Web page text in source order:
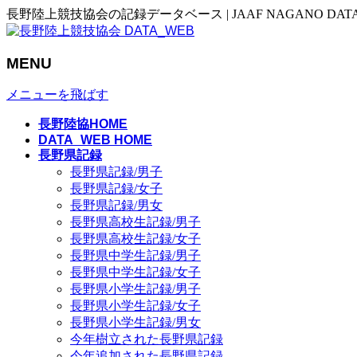
長野陸上競技協会の記録データベース | JAAF NAGANO
MENU
メニューを飛ばす
長野陸協HOME
DATA_WEB HOME
長野県記録
長野県記録/男子
長野県記録/女子
長野県記録/男女
長野県高校生記録/男子
長野県高校生記録/女子
長野県中学生記録/男子
長野県中学生記録/女子
長野県小学生記録/男子
長野県小学生記録/女子
長野県小学生記録/男女
今年樹立された長野県記録